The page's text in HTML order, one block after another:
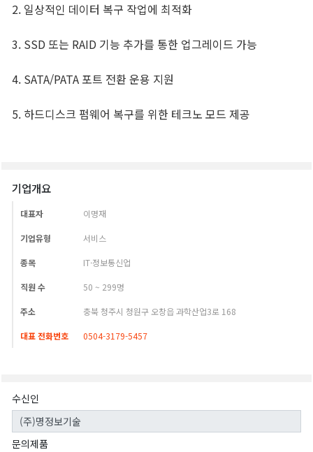
기업개요
대표자 이명재
기업유형 서비스
종목 IT·정보통신업
직원 수 50 ~ 299명
주소 충북 청주시 청원구 오창읍 과학산업3로 168
대표 전화번호 0504-3179-5457
수신인
문의제품